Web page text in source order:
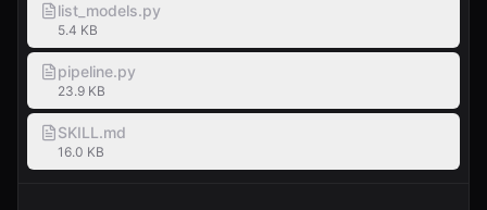
list_models.py
5.4 KB
pipeline.py
23.9 KB
SKILL.md
16.0 KB